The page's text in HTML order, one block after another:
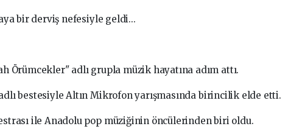
bir derviş nefesiyle geldi...
Örümcekler" adlı grupla müzik hayatına adım attı.
bestesiyle Altın Mikrofon yarışmasında birincilik elde etti.
ile Anadolu pop müziğinin öncülerinden biri oldu.